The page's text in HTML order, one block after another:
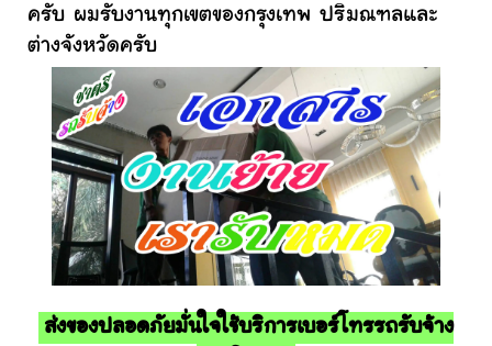
ครับ ผมรับงานทุกเขตของกรุงเทพ ปริมณฑลและ
ต่างจังหวัดครับ
ส่งของปลอดภัยมั่นใจใช้บริการเบอร์โทรรถรับจ้าง